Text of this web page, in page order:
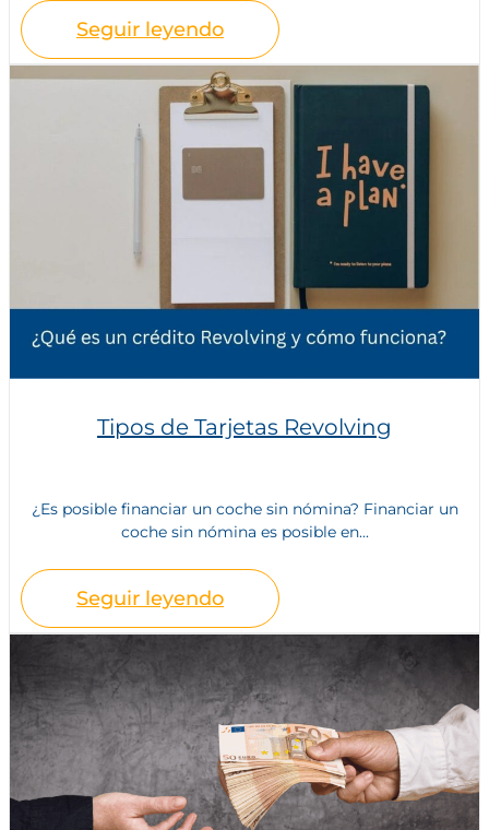
Seguir leyendo
Tipos de Tarjetas Revolving
¿Es posible financiar un coche sin nómina? Financiar un
coche sin nómina es posible en...
Seguir leyendo